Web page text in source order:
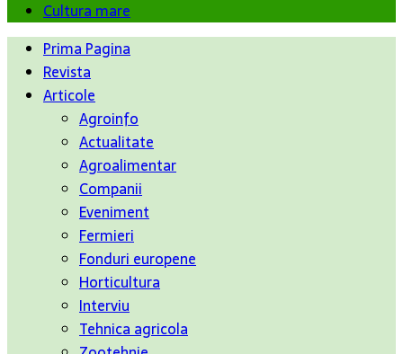
Cultura mare
Prima Pagina
Revista
Articole
Agroinfo
Actualitate
Agroalimentar
Companii
Eveniment
Fermieri
Fonduri europene
Horticultura
Interviu
Tehnica agricola